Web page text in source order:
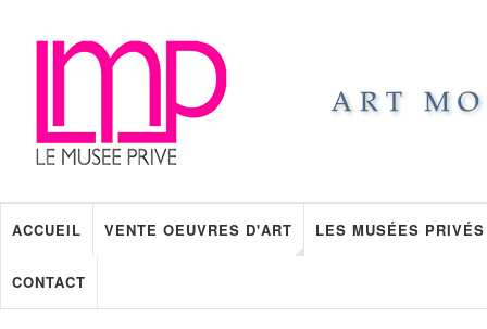
ACCUEIL VENTE OEUVRES D'ART LES MUSÉES PRIVÉS
CONTACT